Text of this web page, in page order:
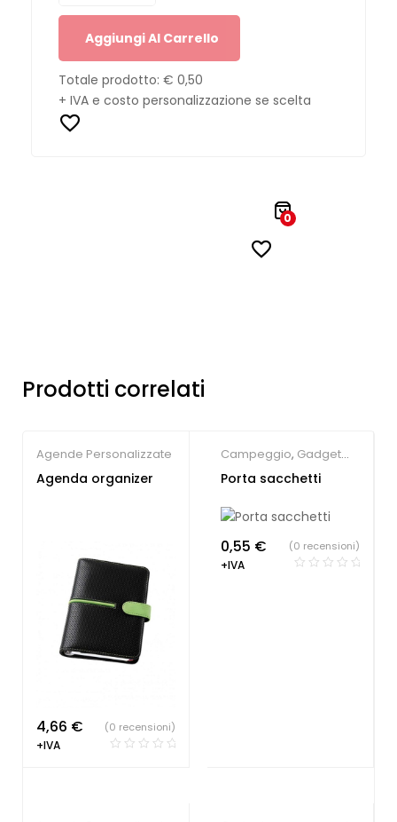
Aggiungi Al Carrello
Totale prodotto: € 0,50
+ IVA e costo personalizzazione se scelta
0
Prodotti correlati
Agende Personalizzate
Agenda organizer
4,66 €
+IVA
(0 recensioni)
Campeggio, Gadget
per animali
Porta sacchetti
0,55 €
+IVA
(0 recensioni)